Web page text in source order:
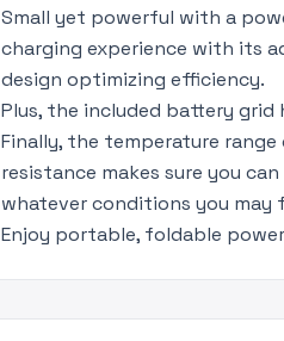
Small yet powerful with a
charging experience with its
design optimizing efficiency.
Plus, the included battery
Finally, the temperature range
resistance makes sure you
whatever conditions you may
Enjoy portable, foldable